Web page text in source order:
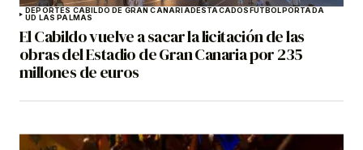
DEPORTES CABILDO DE GRAN CANARIADESTACADOS FÚTBOL PORTADA
UD LAS PALMAS
El Cabildo vuelve a sacar la licitación de las
obras del Estadio de Gran Canaria por 235
millones de euros